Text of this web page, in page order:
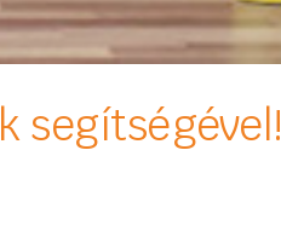
segítségével!